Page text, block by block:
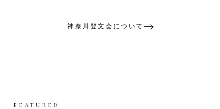
神奈川登文会について
FEATURED